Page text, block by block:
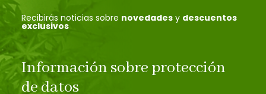
Recibirás noticias sobre novedades y descuentos
exclusivos
Información sobre protección
de datos